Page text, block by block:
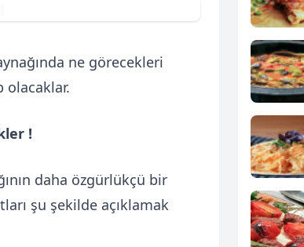
ne görecekleri
olacaklar.
!
daha özgürlükçü bir
şu şekilde açıklamak